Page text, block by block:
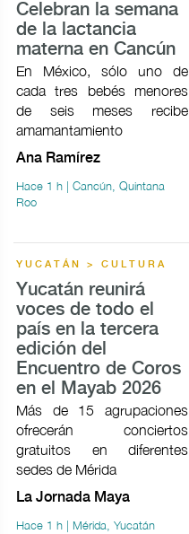
Celebran la semana
de la lactancia
materna en Cancún
En México, sólo uno de
cada tres bebés menores
de seis meses recibe
amamantamiento
Ana Ramírez
Hace 1 h | Cancún, Quintana
Roo
YUCATÁN > CULTURA
Yucatán reunirá
voces de todo el
país en la tercera
edición del
Encuentro de Coros
en el Mayab 2026
Más de 15 agrupaciones
ofrecerán conciertos
gratuitos en diferentes
sedes de Mérida
La Jornada Maya
Hace 1 h | Mérida, Yucatán